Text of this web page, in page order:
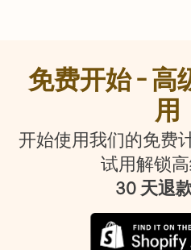
免费开始 – 高
用
开始使用我们的免费
试用解锁高
30 天退